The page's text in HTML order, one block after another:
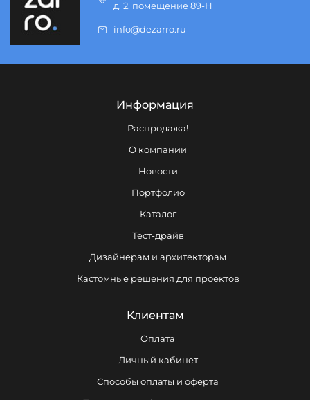
Информация
Распродажа!
О компании
Новости
Портфолио
Каталог
Тест-драйв
Дизайнерам и архитекторам
Кастомные решения для проектов
Клиентам
Оплата
Личный кабинет
Способы оплаты и оферта
д. 2, помещение 89-Н
info@dezarro.ru